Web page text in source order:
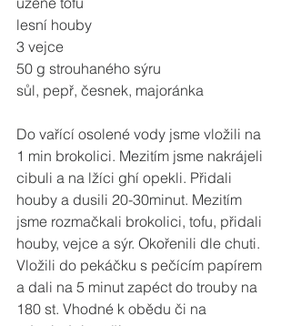
lesní houby
3 vejce
50 g strouhaného sýru
sůl, pepř, česnek, majoránka
Do vařící osolené vody jsme vložili na
1 min brokolici. Mezitím jsme nakrájeli
cibuli a na lžíci ghí opekli. Přidali
houby a dusili 20-30minut. Mezitím
jsme rozmačkali brokolici, tofu, přidali
houby, vejce a sýr. Okořenili dle chuti.
Vložili do pekáčku s pečícím papírem
a dali na 5 minut zapéct do trouby na
180 st. Vhodné k obědu či na